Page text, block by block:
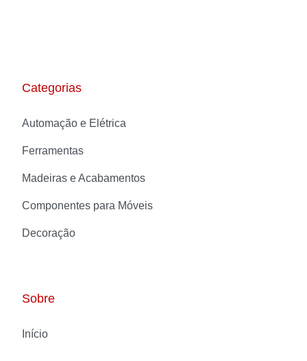
Categorias
Automação e Elétrica
Ferramentas
Madeiras e Acabamentos
Componentes para Móveis
Decoração
Sobre
Início